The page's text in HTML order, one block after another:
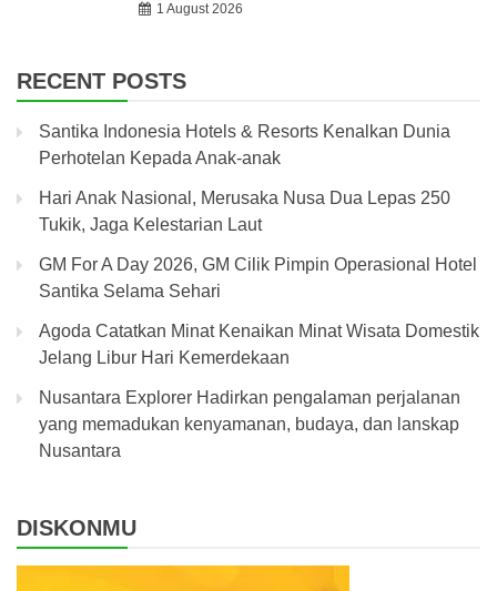
1 August 2026
RECENT POSTS
Santika Indonesia Hotels & Resorts Kenalkan Dunia
Perhotelan Kepada Anak-anak
Hari Anak Nasional, Merusaka Nusa Dua Lepas 250
Tukik, Jaga Kelestarian Laut
GM For A Day 2026, GM Cilik Pimpin Operasional Hotel
Santika Selama Sehari
Agoda Catatkan Minat Kenaikan Minat Wisata Domestik
Jelang Libur Hari Kemerdekaan
Nusantara Explorer Hadirkan pengalaman perjalanan
yang memadukan kenyamanan, budaya, dan lanskap
Nusantara
DISKONMU